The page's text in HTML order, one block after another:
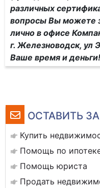
ОСТАВИТЬ
Купить
Помощь по
Помощь юриста
Продать
различных
вопросы Вы можете
лично в офисе
г. Железноводск, ул
Ваше время и деньги!